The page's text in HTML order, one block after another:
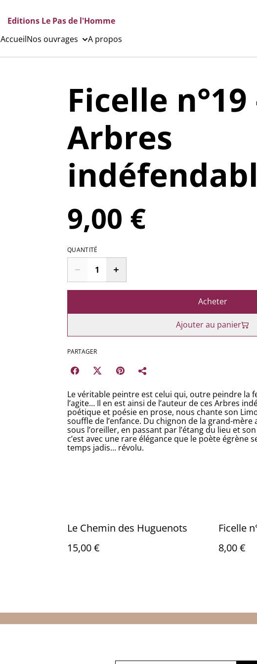
Editions Le Pas de l'Homme
AccueilNos ouvrages A propos
Ficelle n°19
Arbres
9,00 €
QUANTITÉ
Acheter
Ajouter au panier
PARTAGER
Le véritable peintre est celui qui, outre peindre la
l’agite… Il en est ainsi de l’auteur de ces Arbres
poétique et poésie en prose, nous chante son
souffle de l’enfance. Du chignon de la grand-
sous l’oreiller, en passant par l’étang du lieu et
c’est avec une rare élégance que le poète égrène
temps jadis… révolu.
Le Chemin des Huguenots
15,00 €
Ficelle
8,00 €